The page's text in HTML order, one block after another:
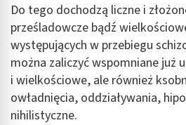
Do tego dochodzą liczne i
prześladowcze bądź
występujących w przebiegu
można zaliczyć wspomniane już
i wielkościowe, ale również
owładnięcia, oddziaływania,
nihilistyczne.